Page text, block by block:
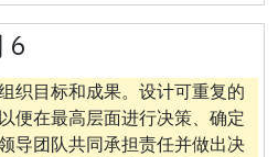
6
织目标和成果。设计可重复的
便在最高层面进行决策、确定
导团队共同承担责任并做出决